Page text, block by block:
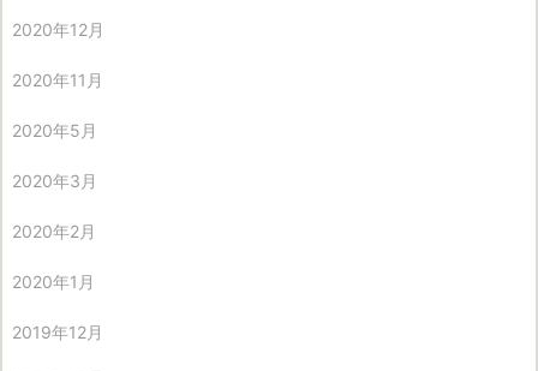
2020年12月
2020年11月
2020年5月
2020年3月
2020年2月
2020年1月
2019年12月